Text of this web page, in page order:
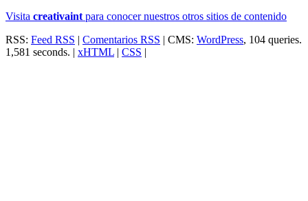
Visita creativaint para conocer nuestros otros sitios de contenido
RSS: Feed RSS | Comentarios RSS | CMS: WordPress, 104 queries.
1,581 seconds. | xHTML | CSS |